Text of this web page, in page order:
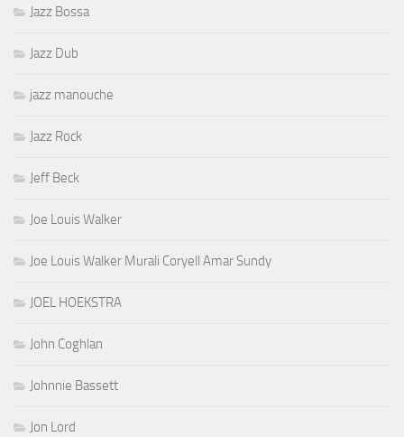
Jazz Bossa
Jazz Dub
jazz manouche
Jazz Rock
Jeff Beck
Joe Louis Walker
Joe Louis Walker Murali Coryell Amar Sundy
JOEL HOEKSTRA
John Coghlan
Johnnie Bassett
Jon Lord